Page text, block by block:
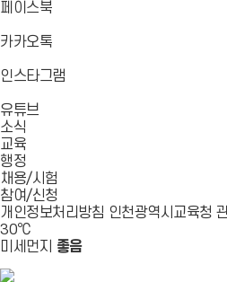
가
페이스북바
가
카카오톡바
가
인스타그램바
유튜브바
소식
교육
행정
채용/시험
참여/신청
개인정보처리방침 인천광역시교육청
30℃
미세먼지 좋음